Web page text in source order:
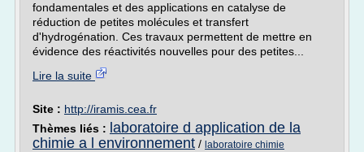
fondamentales et des applications en catalyse de
réduction de petites molécules et transfert
d'hydrogénation. Ces travaux permettent de mettre en
évidence des réactivités nouvelles pour des petites...
Lire la suite
Site : http://iramis.cea.fr
Thèmes liés : laboratoire d application de la
chimie a l environnement / laboratoire chimie